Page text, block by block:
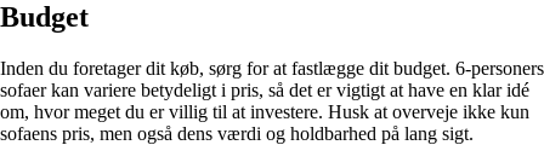
Budget
Inden du foretager dit køb, sørg for at fastlægge dit budget. 6-personers
sofaer kan variere betydeligt i pris, så det er vigtigt at have en klar idé
om, hvor meget du er villig til at investere. Husk at overveje ikke kun
sofaens pris, men også dens værdi og holdbarhed på lang sigt.